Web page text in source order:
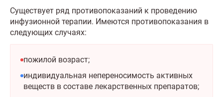
Существует ряд противопоказаний к проведению
инфузионной терапии. Имеются противопоказания в
следующих случаях:
пожилой возраст;
индивидуальная непереносимость активных
веществ в составе лекарственных препаратов;